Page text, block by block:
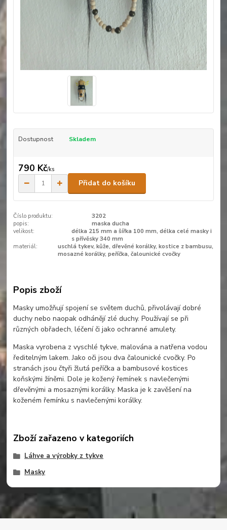
Dostupnost Skladem
790 Kč/ks
Přidat do košíku
Číslo produktu:
3202
popis:
maska ducha
velikost:
délka 215 mm a šířka 100 mm, délka celé masky i
s přívěsky 340 mm
materiál:
uschlá tykev, kůže, dřevěné korálky, kostice z bambusu,
mosazné korálky, peříčka, čalounické cvočky
Popis zboží
Masky umožňují spojení se světem duchů, přivolávají dobré
duchy nebo naopak odhánějí zlé duchy. Používají se při
různých obřadech, léčení či jako ochranné amulety.
Maska vyrobena z vyschlé tykve, malována a natřena vodou
ředitelným lakem. Jako oči jsou dva čalounické cvočky. Po
stranách jsou čtyři žlutá peříčka a bambusové kostices
koňskými žíněmi. Dole je kožený řemínek s navlečenými
dřevěnými a mosaznými korálky. Maska je k zavěšení na
koženém řemínku s navlečenými korálky.
Zboží zařazeno v kategoriích
Láhve a výrobky z tykve
Masky